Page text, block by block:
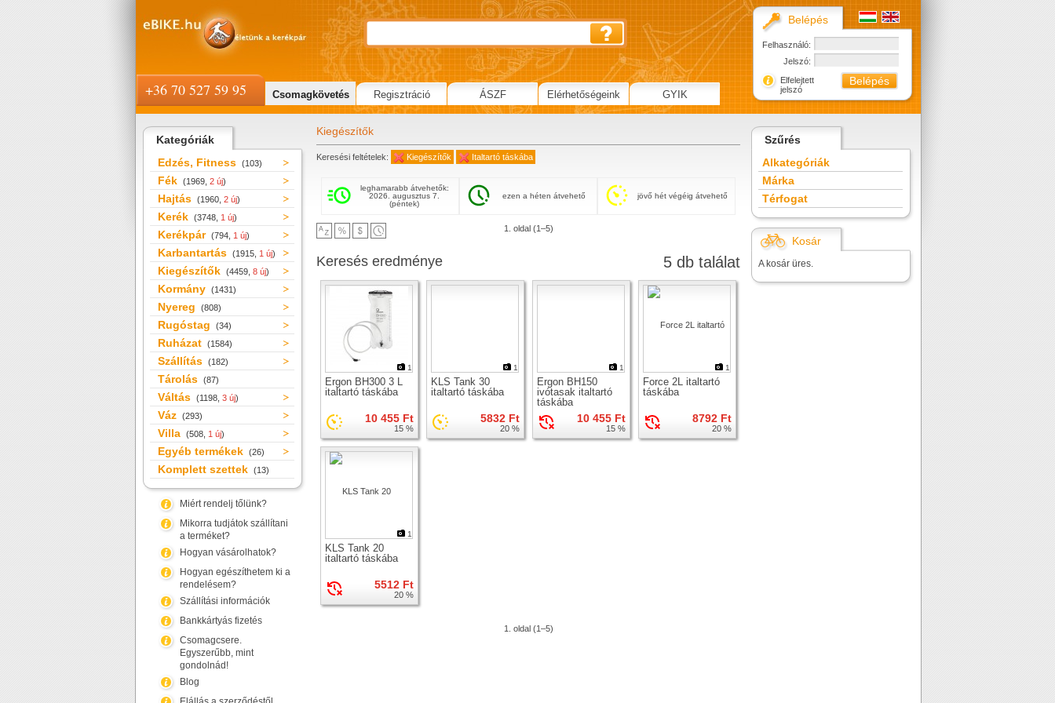
Kategóriák
Edzés, Fitness (103)
Fék (1969, 2 új)
Hajtás (1960, 2 új)
Kerék (3748, 1 új)
Kerékpár (794, 1 új)
Karbantartás (1915, 1 új)
Kiegészítők (4459, 8 új)
Kormány (1431)
Nyereg (808)
Rugóstag (34)
Ruházat (1584)
Szállítás (182)
Tárolás (87)
Váltás (1198, 3 új)
Váz (293)
Villa (508, 1 új)
Egyéb termékek (26)
Komplett szettek (13)
Miért rendelj tőlünk?
Mikorra tudjátok szállítani
a terméket?
Hogyan vásárolhatok?
Hogyan egészíthetem ki a
rendelésem?
Szállítási információk
Bankkártyás fizetés
Csomagcsere.
Egyszerűbb, mint
gondolnád!
Blog
Kiegészítők
Keresési feltételek: Kiegészítők Italtartó táskába
leghamarabb átvehetők:
2026. augusztus 7.
(péntek)
ezen a héten átvehető jövő hét végéig átvehető
1. oldal (1–5)
5 db találat
Keresés eredménye
1
Ergon BH300 3 L
italtartó táskába
10 455 Ft
15 %
1
KLS Tank 30
italtartó táskába
5832 Ft
20 %
1
Ergon BH150
ivótasak italtartó
táskába
10 455 Ft
15 %
1
Force 2L italtartó
táskába
8792 Ft
20 %
1
KLS Tank 20
italtartó táskába
5512 Ft
20 %
1. oldal (1–5)
Szűrés
Alkategóriák
Márka
Térfogat
Kosár
A kosár üres.
Belépés
Felhasználó:
Jelszó:
Elfelejtett
jelszó
+36 70 527 59 95 Csomagkövetés Regisztráció ÁSZF Elérhetőségeink GYIK